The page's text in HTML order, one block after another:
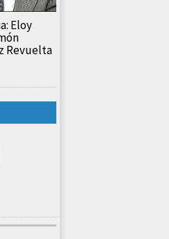
Eloy
Revuelta